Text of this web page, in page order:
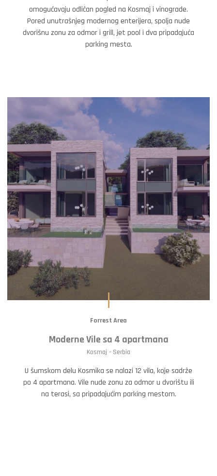
omogućavaju odličan pogled na Kosmaj i vinograde.
Pored unutrašnjeg modernog enterijera, spolja nude
dvorišnu zonu za odmor i grill, jet pool i dva pripadajuća
parking mesta.
Forrest Area
Moderne Vile sa 4 apartmana
Kosmaj - Serbia
U šumskom delu Kosmika se nalazi 12 vila, koje sadrže
po 4 apartmana. Vile nude zonu za odmor u dvorištu ili
na terasi, sa pripadajućim parking mestom.